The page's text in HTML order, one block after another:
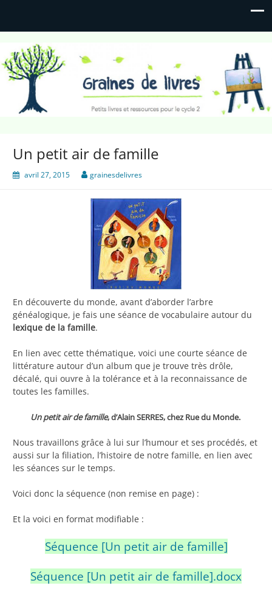
Graines de livres
Petits livres et ressources pour le cycle 2
Un petit air de famille
avril 27, 2015 grainesdelivres
En découverte du monde, avant d’aborder l’arbre
généalogique, je fais une séance de vocabulaire autour du
lexique de la famille.
En lien avec cette thématique, voici une courte séance de
littérature autour d’un album que je trouve très drôle,
décalé, qui ouvre à la tolérance et à la reconnaissance de
toutes les familles.
Un petit air de famille, d’Alain SERRES, chez Rue du Monde.
Nous travaillons grâce à lui sur l’humour et ses procédés, et
aussi sur la filiation, l’histoire de notre famille, en lien avec
les séances sur le temps.
Voici donc la séquence (non remise en page) :
Et la voici en format modifiable :
Séquence [Un petit air de famille]
Séquence [Un petit air de famille].docx